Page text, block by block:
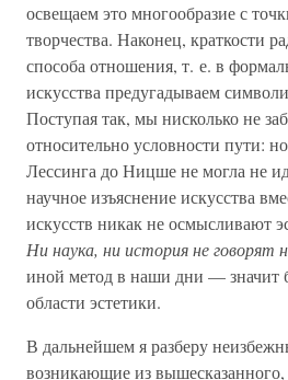
освещаем это многообразие с
творчества. Наконец, краткости
способа отношения, т. е. в
искусства предугадываем
Поступая так, мы нисколько не
относительно условности пути:
Лессинга до Ницше не могла не
научное изъяснение искусства
искусств никак не осмысливают
Ни наука, ни история не говорят
иной метод в наши дни — значит
области эстетики.
В дальнейшем я разберу
возникающие из вышесказанного,